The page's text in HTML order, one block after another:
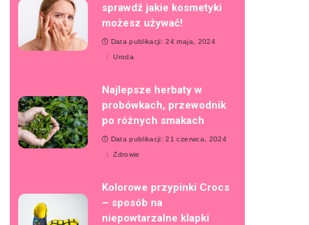
sprawdź jakie kosmetyki
możesz używać!
Data publikacji: 24 maja, 2024
Uroda
Najlepsze herbaty w
probówkach, przewodnik
po różnych smakach
Data publikacji: 21 czerwca, 2024
Zdrowie
Kolorowe przypinki Crocs
– sposób na
niepowtarzalne klapki